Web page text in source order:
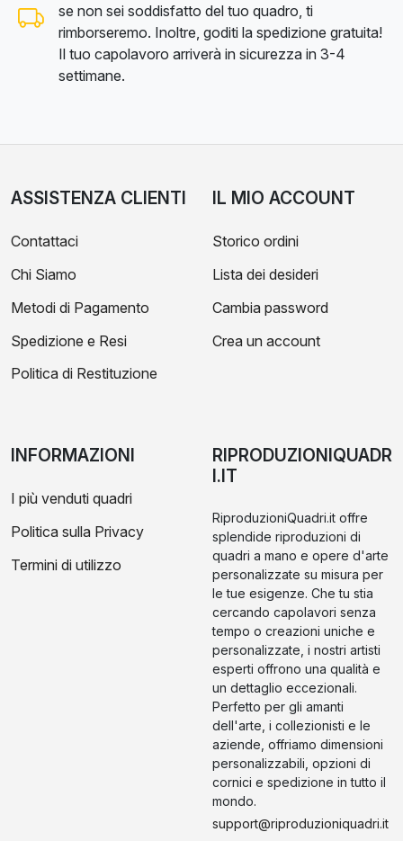
se non sei soddisfatto del tuo quadro, ti
rimborseremo. Inoltre, goditi la spedizione gratuita!
Il tuo capolavoro arriverà in sicurezza in 3-4
settimane.
ASSISTENZA CLIENTI
Contattaci
Chi Siamo
Metodi di Pagamento
Spedizione e Resi
Politica di Restituzione
IL MIO ACCOUNT
Storico ordini
Lista dei desideri
Cambia password
Crea un account
INFORMAZIONI
I più venduti quadri
Politica sulla Privacy
Termini di utilizzo
RIPRODUZIONIQUADR
I.IT
RiproduzioniQuadri.it offre
splendide riproduzioni di
quadri a mano e opere d'arte
personalizzate su misura per
le tue esigenze. Che tu stia
cercando capolavori senza
tempo o creazioni uniche e
personalizzate, i nostri artisti
esperti offrono una qualità e
un dettaglio eccezionali.
Perfetto per gli amanti
dell'arte, i collezionisti e le
aziende, offriamo dimensioni
personalizzabili, opzioni di
cornici e spedizione in tutto il
mondo.
support@riproduzioniquadri.it